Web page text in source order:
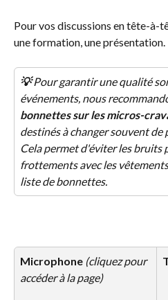
Pour vos discussions en tête-à-
une formation, une présentation.
💡 Pour garantir une qualité
événements, nous
bonnettes sur les micros-
destinés à changer souvent de
Cela permet d'éviter les bruits
frottements avec les
liste de bonnettes.
Microphone (cliquez pour
accéder à la page)